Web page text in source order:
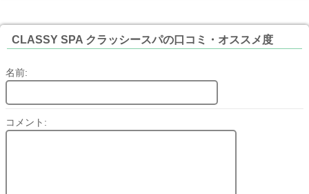
CLASSY SPA クラッシースパの口コミ・オススメ度
名前:
コメント: